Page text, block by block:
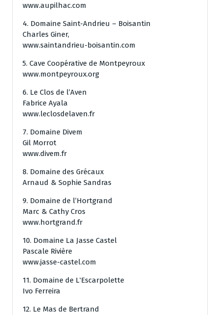
www.aupilhac.com
4. Domaine Saint-Andrieu – Boisantin
Charles Giner,
www.saintandrieu-boisantin.com
5. Cave Coopérative de Montpeyroux
www.montpeyroux.org
6. Le Clos de l’Aven
Fabrice Ayala
www.leclosdelaven.fr
7. Domaine Divem
Gil Morrot
www.divem.fr
8. Domaine des Grécaux
Arnaud & Sophie Sandras
9. Domaine de l’Hortgrand
Marc & Cathy Cros
www.hortgrand.fr
10. Domaine La Jasse Castel
Pascale Rivière
www.jasse-castel.com
11. Domaine de L‛Escarpolette
Ivo Ferreira
12. Le Mas de Bertrand